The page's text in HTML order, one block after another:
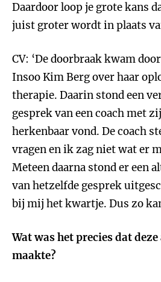
Daardoor loop je grote kans
juist groter wordt in plaats
CV: ‘De doorbraak kwam
Insoo Kim Berg over haar
therapie. Daarin stond een
gesprek van een coach met
herkenbaar vond. De coach
vragen en ik zag niet wat er
Meteen daarna stond er een
van hetzelfde gesprek
bij mij het kwartje. Dus zo
Wat was het precies dat
maakte?